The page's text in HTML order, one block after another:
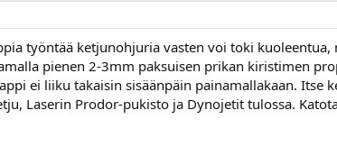
työntää ketjunohjuria vasten voi toki kuoleentua,
pienen 2-3mm paksuisen prikan kiristimen
ei liiku takaisin sisäänpäin painamallakaan. Itse
Laserin Prodor-pukisto ja Dynojetit tulossa.